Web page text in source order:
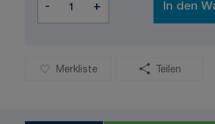
- + In den
Merkliste Teilen